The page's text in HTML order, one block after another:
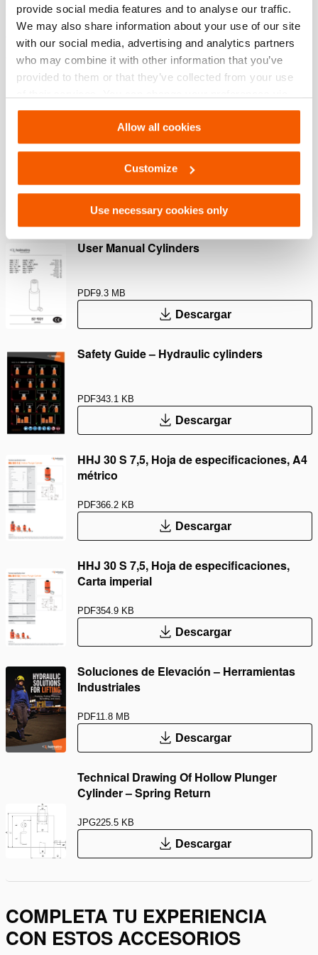
provide social media features and to analyse our traffic.
We may also share information about your use of our site
with our social media, advertising and analytics partners
who may combine it with other information that you’ve
provided to them or that they’ve collected from your use
Settings. See ourcookiestatement.
Allow all cookies
Customize
Use necessary cookies only
Fácil de sustituir por silleta roscada o plana
Con protección para que no salte el pistón
Asiento hueco; evita daños al émbolo
Descargas
Safety Guide – Hydraulic hoses & couplers
PDF445.7 KB
Descargar
User Manual Cylinders
PDF9.3 MB
Descargar
Safety Guide – Hydraulic cylinders
PDF343.1 KB
Descargar
HHJ 30 S 7,5, Hoja de especificaciones, A4
métrico
PDF366.2 KB
Descargar
HHJ 30 S 7,5, Hoja de especificaciones,
Carta imperial
PDF354.9 KB
Descargar
Soluciones de Elevación – Herramientas
Industriales
PDF11.8 MB
Descargar
Technical Drawing Of Hollow Plunger
Cylinder – Spring Return
JPG225.5 KB
Descargar
COMPLETA TU EXPERIENCIA
CON ESTOS ACCESORIOS